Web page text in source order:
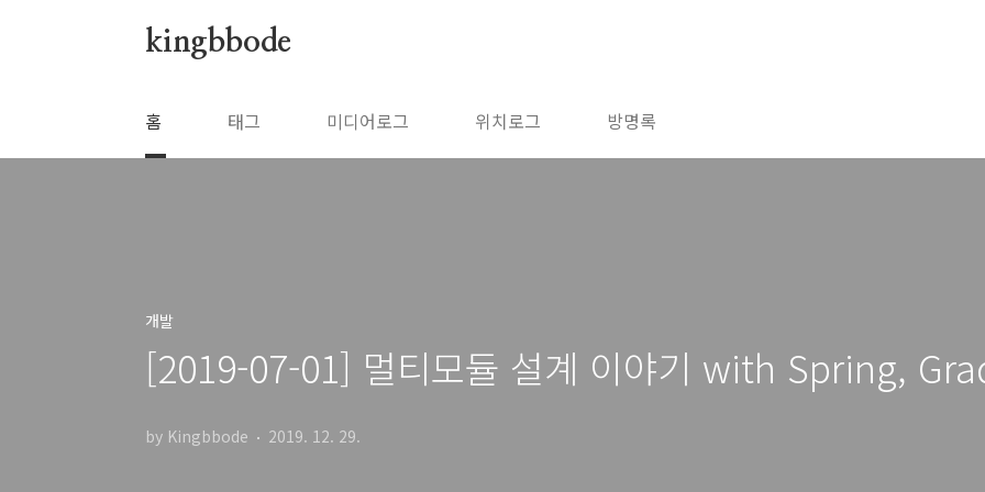
kingbbode
홈 태그 미디어로그 위치로그 방명록
개발
[2019-07-01] 멀티모듈 설계 이야기 with Spring,
by Kingbbode 2019. 12. 29.